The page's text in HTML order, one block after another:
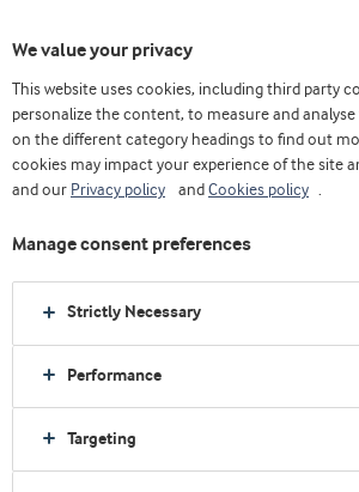
Home Sobre nós
Press releases
Arla Foods Ingredients mostra sua expertise em inovação
alto teor proteico
We value your privacy
This website uses cookies, including third party
personalize the content, to measure and
on the different category headings to find out
cookies may impact your experience of the site
and our Privacy policy and Cookies policy .
Manage consent preferences
Strictly Necessary
Performance
Targeting